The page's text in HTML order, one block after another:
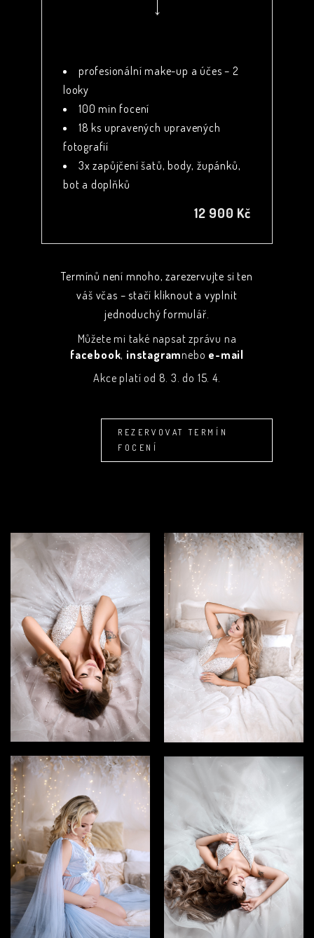
profesionální make-up a účes – 2
looky
100 min focení
18 ks upravených upravených
fotografií
3x zapůjčení šatů, body, župánků,
bot a doplňků
12 900 Kč
Termínů není mnoho, zarezervujte si ten
váš včas – stačí kliknout a vyplnit
jednoduchý formulář.
Můžete mi také napsat zprávu na
facebook, instagramnebo e-mail
Akce platí od 8. 3. do 15. 4.
REZERVOVAT TERMÍN
FOCENÍ